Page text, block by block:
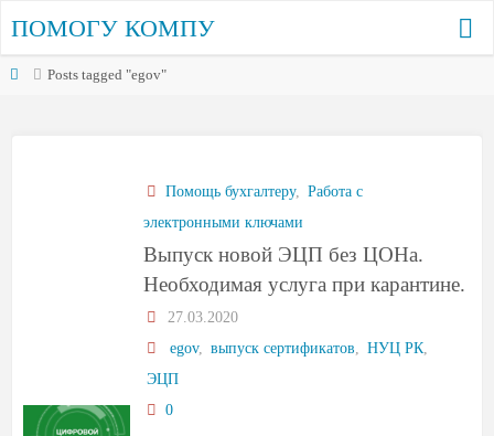
ПОМОГУ КОМПУ
Posts tagged "egov"
Помощь бухгалтеру,
Работа с
электронными ключами
Выпуск новой ЭЦП без ЦОНа.
Необходимая услуга при карантине.
27.03.2020
egov, выпуск сертификатов НУЦ РК
ЭЦП
0